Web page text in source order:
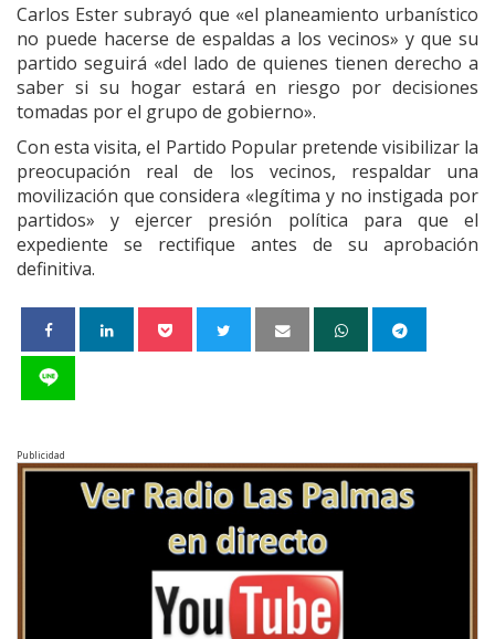
Carlos Ester subrayó que «el planeamiento urbanístico
no puede hacerse de espaldas a los vecinos» y que su
partido seguirá «del lado de quienes tienen derecho a
saber si su hogar estará en riesgo por decisiones
tomadas por el grupo de gobierno».
Con esta visita, el Partido Popular pretende visibilizar la
preocupación real de los vecinos, respaldar una
movilización que considera «legítima y no instigada por
partidos» y ejercer presión política para que el
expediente se rectifique antes de su aprobación
definitiva.
Publicidad